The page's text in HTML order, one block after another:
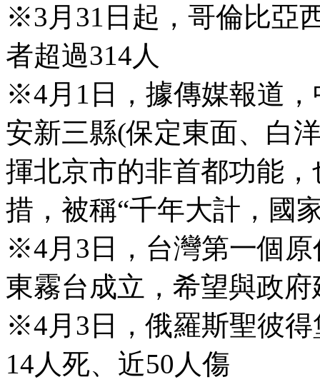
※3月31日起，哥倫比亞
者超過314人
※4月1日，據傳媒報道
安新三縣(保定東面、白
揮北京市的非首都功能
措，被稱“千年大計，國
※4月3日，台灣第一個
東霧台成立，希望與政
※4月3日，俄羅斯聖彼
14人死、近50人傷